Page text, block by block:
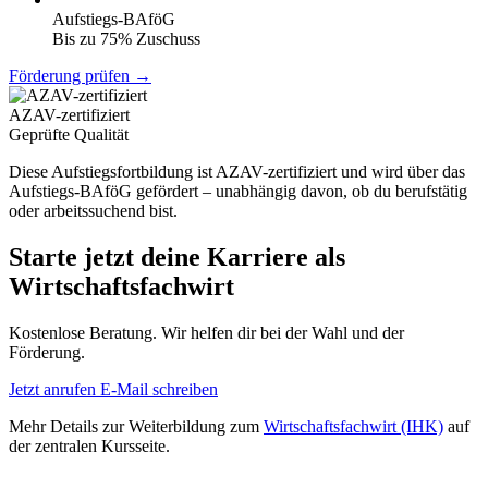
Aufstiegs-BAföG
Bis zu 75% Zuschuss
Förderung prüfen →
AZAV-zertifiziert
Geprüfte Qualität
Diese Aufstiegsfortbildung ist AZAV-zertifiziert und wird über das
Aufstiegs-BAföG gefördert – unabhängig davon, ob du berufstätig
oder arbeitssuchend bist.
Starte jetzt deine Karriere als
Wirtschaftsfachwirt
Kostenlose Beratung. Wir helfen dir bei der Wahl und der
Förderung.
Jetzt anrufen E-Mail schreiben
Mehr Details zur Weiterbildung zum Wirtschaftsfachwirt (IHK) auf
der zentralen Kursseite.